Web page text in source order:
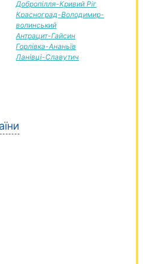
Добропілля-Кривий Ріг
Красноград-Володимир-
волинський
Антрацит-Гайсин
Горлівка-Ананьїв
Ланівці-Славутич